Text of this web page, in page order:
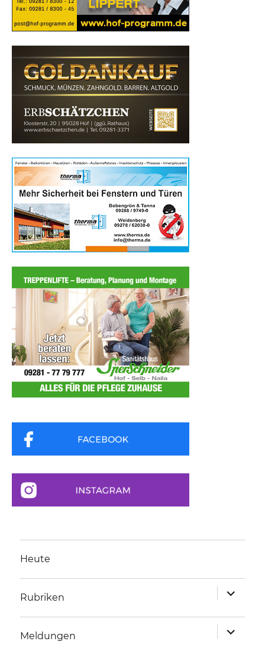
Heute
Rubriken
anzeigen
Meldungen
anzeigen